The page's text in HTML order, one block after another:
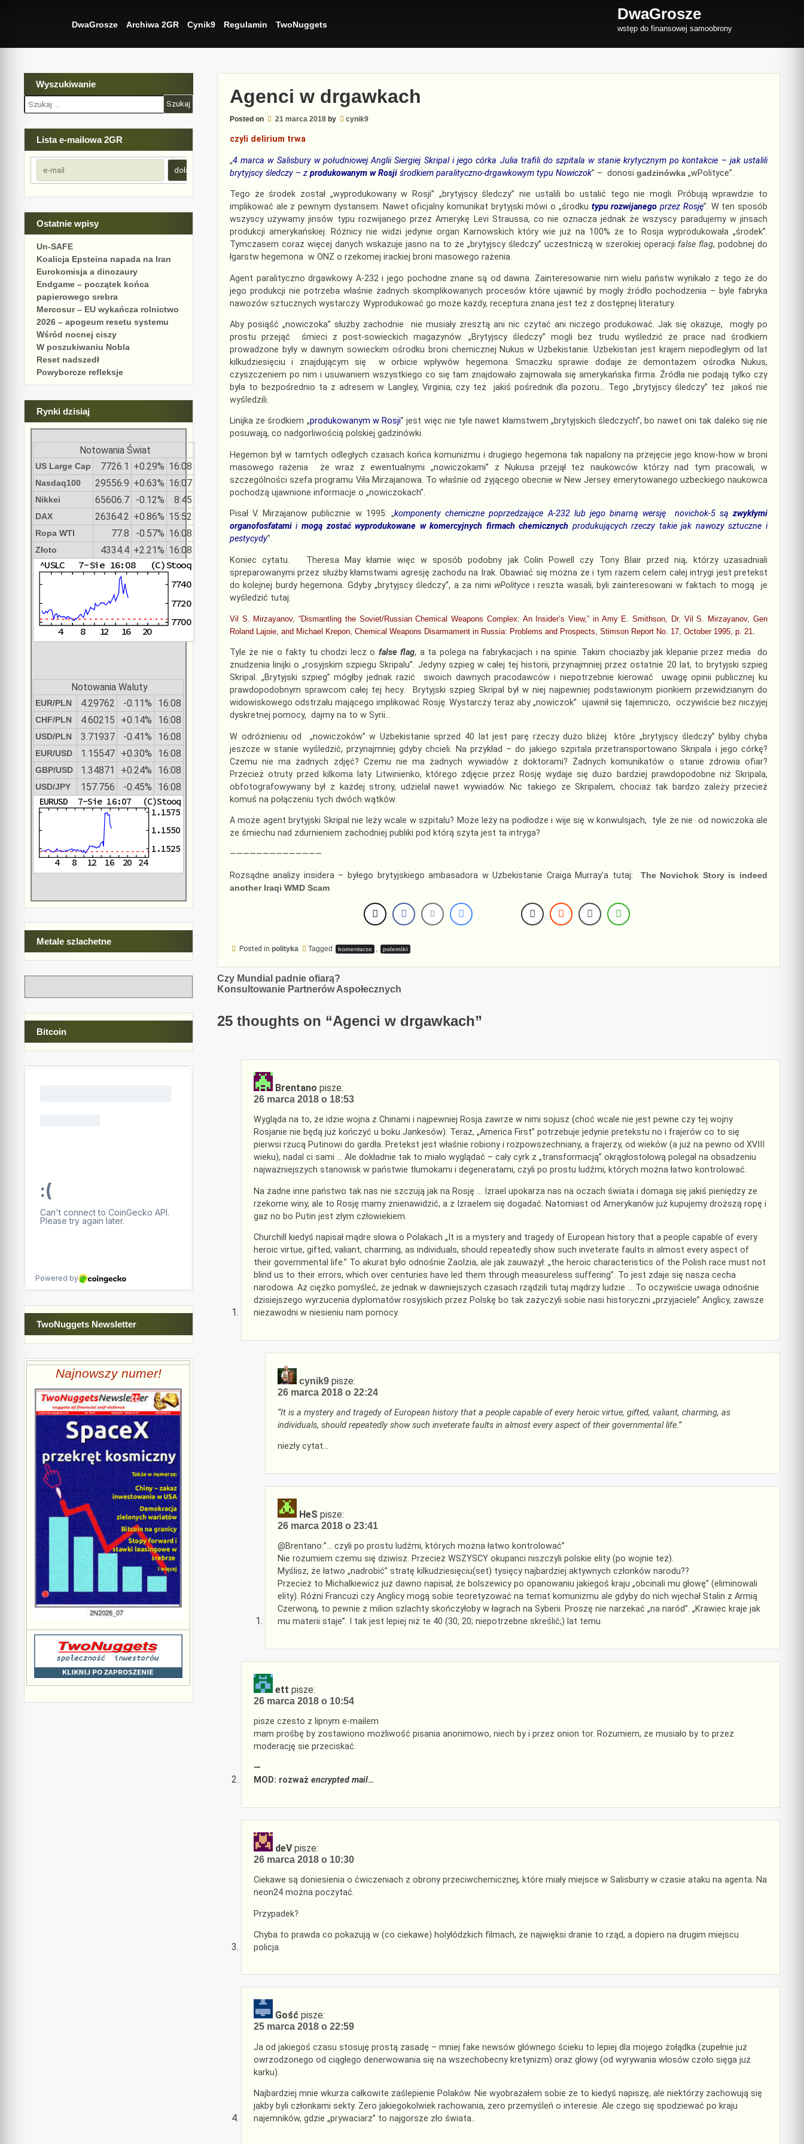
DwaGrosze Archiwa 2GR Cynik9 Regulamin TwoNuggets
DwaGrosze
wstęp do finansowej samoobrony
Agenci w drgawkach
Posted on 21 marca 2018by cynik9
czyli delirium trwa
„4 marca w Salisbury w południowej Anglii Siergiej Skripal i jego córka Julia trafili do szpitala w stanie krytycznym po kontakcie – jak ustalili
brytyjscy śledczy – z produkowanym w Rosjiśrodkiem paralityczno-drgawkowym typu Nowiczok” – donosi gadzinówka„wPolityce”.
Tego że środek został „wyprodukowany w Rosji” „brytyjscy śledczy” nie ustalili bo ustalić tego nie mogli. Próbują wprawdzie to
implikować ale z pewnym dystansem. Nawet oficjalny komunikat brytyjski mówi o „środku typu rozwijanego przez Rosję”. W ten sposób
wszyscy używamy jinsów typu rozwijanego przez Amerykę Levi Straussa, co nie oznacza jednak że wszyscy paradujemy w jinsach
produkcji amerykańskiej. Różnicy nie widzi jedynie organ Karnowskich który wie już na 100% że to Rosja wyprodukowała „środek”.
Tymczasem coraz więcej danych wskazuje jasno na to że „brytyjscy śledczy” uczestniczą w szerokiej operacji false flag, podobnej do
łgarstw hegemona w ONZ o rzekomej irackiej broni masowego rażenia.
Agent paralityczno drgawkowy A-232 i jego pochodne znane są od dawna. Zainteresowanie nim wielu państw wynikało z tego że do
jego produkcji nie potrzeba właśnie żadnych skomplikowanych procesów które ujawnić by mogły źródło pochodzenia – byle fabryka
nawozów sztucznych wystarczy. Wyprodukować go może każdy, receptura znana jest też z dostępnej literatury.
Aby posiąść „nowiczoka” służby zachodnie nie musiały zresztą ani nic czytać ani niczego produkować. Jak się okazuje, mogły po
prostu przejąć śmieci z post-sowieckich magazynów. „Brytyjscy śledczy” mogli bez trudu wyśledzić że prace nad środkiem
prowadzone były w dawnym sowieckim ośrodku broni chemicznej Nukus w Uzbekistanie. Uzbekistan jest krajem niepodległym od lat
kilkudziesięciu i znajdującym się w orbicie wpływów hegemona. Smaczku sprawie dodaje że demontażem ośrodka Nukus,
czyszczeniem po nim i usuwaniem wszystkiego co się tam znajdowało zajmowała się amerykańska firma. Źródła nie podają tylko czy
była to bezpośrednio ta z adresem w Langley, Virginia, czy też jakiś pośrednik dla pozoru… Tego „brytyjscy śledczy” też jakoś nie
wyśledzili.
Linijka ze środkiem „produkowanym w Rosji” jest więc nie tyle nawet kłamstwem „brytyjskich śledczych”, bo nawet oni tak daleko się nie
posuwają, co nadgorliwością polskiej gadzinówki.
Hegemon był w tamtych odległych czasach końca komunizmu i drugiego hegemona tak napalony na przejęcie jego know-how w broni
masowego rażenia że wraz z ewentualnymi „nowiczokami” z Nukusa przejął też naukowców którzy nad tym pracowali, w
szczególności szefa programu Viła Mirzajanowa. To właśnie od żyjącego obecnie w New Jersey emerytowanego uzbeckiego naukowca
pochodzą ujawnione informacje o „nowiczokach”.
Pisał V. Mirzajanow publicznie w 1995: „komponenty chemiczne poprzedzające A-232 lub jego binarną wersję novichok-5 sązwykłymi
organofosfatamii mogą zostać wyprodukowane w komercyjnych firmach chemicznych produkujących rzeczy takie jak nawozy sztuczne i
pestycydy”.
Koniec cytatu. Theresa May kłamie więc w sposób podobny jak Colin Powell czy Tony Blair przed nią, którzy uzasadniali
spreparowanymi przez służby kłamstwami agresję zachodu na Irak. Obawiać się można że i tym razem celem całej intrygi jest pretekst
do kolejnej burdy hegemona. Gdyby „brytyjscy śledczy”, a za nimi wPolityce i reszta wasali, byli zainteresowani w faktach to mogą je
wyśledzić tutaj:
Vil S. Mirzayanov, “Dismantling the Soviet/Russian Chemical Weapons Complex: An Insider’s View,” in Amy E. Smithson, Dr. Vil S. Mirzayanov, Gen
Roland Lajoie, and Michael Krepon, Chemical Weapons Disarmament in Russia: Problems and Prospects, Stimson Report No. 17, October 1995, p. 21 .
Tyle że nie o fakty tu chodzi lecz o false flag, a ta polega na fabrykacjach i na spinie. Takim chociażby jak klepanie przez media do
znudzenia linijki o „rosyjskim szpiegu Skripalu”. Jedyny szpieg w całej tej historii, przynajmniej przez ostatnie 20 lat, to brytyjski szpieg
Skripal. „Brytyjski szpieg” mógłby jednak razić swoich dawnych pracodawców i niepotrzebnie kierować uwagę opinii publicznej ku
prawdopodobnym sprawcom całej tej hecy. Brytyjski szpieg Skripal był w niej najpewniej podstawionym pionkiem przewidzianym do
widowiskowego odstrzału mającego implikować Rosję. Wystarczy teraz aby „nowiczok” ujawnił się tajemniczo, oczywiście bez niczyjej
dyskretnej pomocy, dajmy na to w Syrii…
W odróżnieniu od „nowiczoków” w Uzbekistanie sprzed 40 lat jest parę rzeczy dużo bliżej które „brytyjscy śledczy” byliby chyba
jeszcze w stanie wyśledzić, przynajmniej gdyby chcieli. Na przykład – do jakiego szpitala przetransportowano Skripala i jego córkę?
Czemu nie ma żadnych zdjęć? Czemu nie ma żadnych wywiadów z doktorami? Żadnych komunikatów o stanie zdrowia ofiar?
Przecież otruty przed kilkoma laty Litwinienko, którego zdjęcie przez Rosję wydaje się dużo bardziej prawdopodobne niż Skripala,
obfotografowywany był z każdej strony, udzielał nawet wywiadów. Nic takiego ze Skripalem, chociaż tak bardzo zależy przecież
komuś na połączeniu tych dwóch wątków.
A może agent brytyjski Skripal nie leży wcale w szpitalu? Może leży na podłodze i wije się w konwulsjach, tyle że nie od nowiczoka ale
ze śmiechu nad zdurnieniem zachodniej publiki pod którą szyta jest ta intryga?
——————————————
Rozsądne analizy insidera – byłego brytyjskiego ambasadora w Uzbekistanie Craiga Murray’a tutaj: The Novichok Story is indeed
another Iraqi WMD Scam
Posted in polityka Tagged komentarze , polemiki
Nawigacja
wpisu
Czy Mundial padnie ofiarą?
Konsultowanie Partnerów Aspołecznych
25 thoughts on “Agenci w drgawkach”
Brentano pisze:
26 marca 2018 o 18:53
Wygląda na to, że idzie wojna z Chinami i najpewniej Rosja zawrze w nimi sojusz (choć wcale nie jest pewne czy tej wojny
Rosjanie nie będą już kończyć u boku Jankesów). Teraz, „America First” potrzebuje jedynie pretekstu no i frajerów co to się
pierwsi rzucą Putinowi do gardła. Pretekst jest właśnie robiony i rozpowszechniany, a frajerzy, od wieków (a już na pewno od XVIII
wieku), nadal ci sami … Ale dokładnie tak to miało wyglądać – cały cyrk z „transformacją” okrągłostołową polegał na obsadzeniu
najważniejszych stanowisk w państwie tłumokami i degeneratami, czyli po prostu ludźmi, których można łatwo kontrolować.
Na żadne inne państwo tak nas nie szczują jak na Rosję … Izrael upokarza nas na oczach świata i domaga się jakiś pieniędzy ze
rzekome winy, ale to Rosję mamy znienawidzić, a z Izraelem się dogadać. Natomiast od Amerykanów już kupujemy droższą ropę i
gaz no bo Putin jest złym człowiekiem.
Churchill kiedyś napisał mądre słowa o Polakach „It is a mystery and tragedy of European history that a people capable of every
heroic virtue, gifted, valiant, charming, as individuals, should repeatedly show such inveterate faults in almost every aspect of
their governmental life.” To akurat było odnośnie Zaolzia, ale jak zauważył: „the heroic characteristics of the Polish race must not
blind us to their errors, which over centuries have led them through measureless suffering”. To jest zdaje się nasza cecha
narodowa. Aż ciężko pomyśleć, że jednak w dawniejszych czasach rządzili tutaj mądrzy ludzie … To oczywiście uwaga odnośnie
dzisiejszego wyrzucenia dyplomatów rosyjskich przez Polskę bo tak zażyczyli sobie nasi historyczni „przyjaciele” Anglicy, zawsze
niezawodni w niesieniu nam pomocy.
cynik9 pisze:
26 marca 2018 o 22:24
“It is a mystery and tragedy of European history that a people capable of every heroic virtue, gifted, valiant, charming, as
individuals, should repeatedly show such inveterate faults in almost every aspect of their governmental life.”
niezły cytat…
HeS pisze:
26 marca 2018 o 23:41
@Brentano:”… czyli po prostu ludźmi, których można łatwo kontrolować”
Nie rozumiem czemu się dziwisz. Przecież WSZYSCY okupanci niszczyli polskie elity (po wojnie też).
Myślisz, że łatwo „nadrobić” stratę kilkudziesięciu(set) tysięcy najbardziej aktywnych członków narodu??
Przecież to Michalkiewicz już dawno napisał, że bolszewicy po opanowaniu jakiegoś kraju „obcinali mu głowę” (eliminowali
elity). Różni Francuzi czy Anglicy mogą sobie teoretyzować na temat komunizmu ale gdyby do nich wjechał Stalin z Armią
Czerwoną, to pewnie z milion szlachty skończyłoby w łagrach na Syberii. Proszę nie narzekać „na naród”. „Krawiec kraje jak
mu materii staje”. I tak jest lepiej niż te 40 (30, 20; niepotrzebne skreślić;) lat temu.
ett pisze:
26 marca 2018 o 10:54
pisze czesto z lipnym e-mailem
mam prośbę by zostawiono możliwość pisania anonimowo, niech by i przez onion tor. Rozumiem, ze musiało by to przez
moderację sie przeciskać.
—
MOD: rozważ encrypted mail…
deV pisze:
26 marca 2018 o 10:30
Ciekawe są doniesienia o ćwiczeniach z obrony przeciwchemicznej, które miały miejsce w Salisburry w czasie ataku na agenta. Na
neon24 można poczytać.
Przypadek?
Chyba to prawda co pokazują w (co ciekawe) holyłódzkich filmach, że najwięksi dranie to rząd, a dopiero na drugim miejscu
policja.
Gość pisze:
25 marca 2018 o 22:59
Ja od jakiegoś czasu stosuję prostą zasadę – mniej fake newsów głównego ścieku to lepiej dla mojego żołądka (zupełnie już
owrzodzonego od ciągłego denerwowania się na wszechobecny kretynizm) oraz głowy (od wyrywania włosów czoło sięga już
karku).
Najbardziej mnie wkurza całkowite zaślepienie Polaków. Nie wyobrażałem sobie że to kiedyś napiszę, ale niektórzy zachowują się
jakby byli członkami sekty. Zero jakiegokolwiek rachowania, zero przemyśleń o interesie. Ale czego się spodziewać po kraju
najemników, gdzie „prywaciarz” to najgorsze zło świata..
Wyszukiwanie
Szukaj:
Lista e-mailowa 2GR
Ostatnie wpisy
Un-SAFE
Koalicja Epsteina napada na Iran
Eurokomisja a dinozaury
Endgame – początek końca
papierowego srebra
Mercosur – EU wykańcza rolnictwo
2026 – apogeum resetu systemu
Wśród nocnej ciszy
W poszukiwaniu Nobla
Reset nadszedł
Powyborcze refleksje
Rynki dzisiaj
Notowania Świat
US Large Cap 7726.1 +0.29% 16:08
Nasdaq100 29556.9 +0.63% 16:07
Nikkei 65606.7 -0.12% 8:45
DAX 26364.2 +0.86% 15:52
Ropa WTI 77.8 -0.57% 16:08
Złoto 4334.4 +2.21% 16:08
Notowania Waluty
EUR/PLN 4.29762 -0.11% 16:08
CHF/PLN 4.60215 +0.14% 16:08
USD/PLN 3.71937 -0.41% 16:08
EUR/USD 1.15547 +0.30% 16:08
GBP/USD 1.34871 +0.24% 16:08
USD/JPY 157.756 -0.45% 16:08
Metale szlachetne
Bitcoin
TwoNuggets Newsletter
Najnowszy numer!